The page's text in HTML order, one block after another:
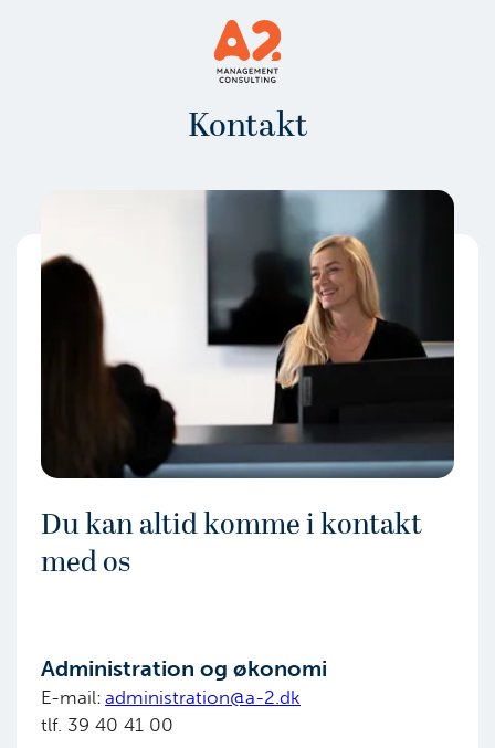
Kontakt
Du kan altid komme i kontakt
med os
Administration og økonomi
E-mail: administration@a-2.dk
tlf. 39 40 41 00